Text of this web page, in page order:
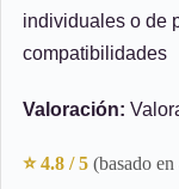
individuales o de
compatibilidades
Valoración:
⭐ 4.8 / 5 (basado